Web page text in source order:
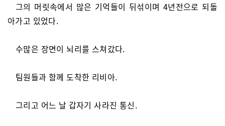
그의 머릿속에서 많은 기억들이 뒤섞이며 4년전으로 되돌
아가고 있었다.
수많은 장면이 뇌리를 스쳐갔다.
팀원들과 함께 도착한 리비아.
그리고 어느 날 갑자기 사라진 통신.